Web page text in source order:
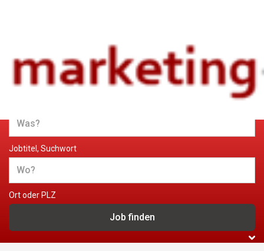
Jobs und Stellenangebote im
Marketing
Jobtitel, Suchwort
Ort oder PLZ